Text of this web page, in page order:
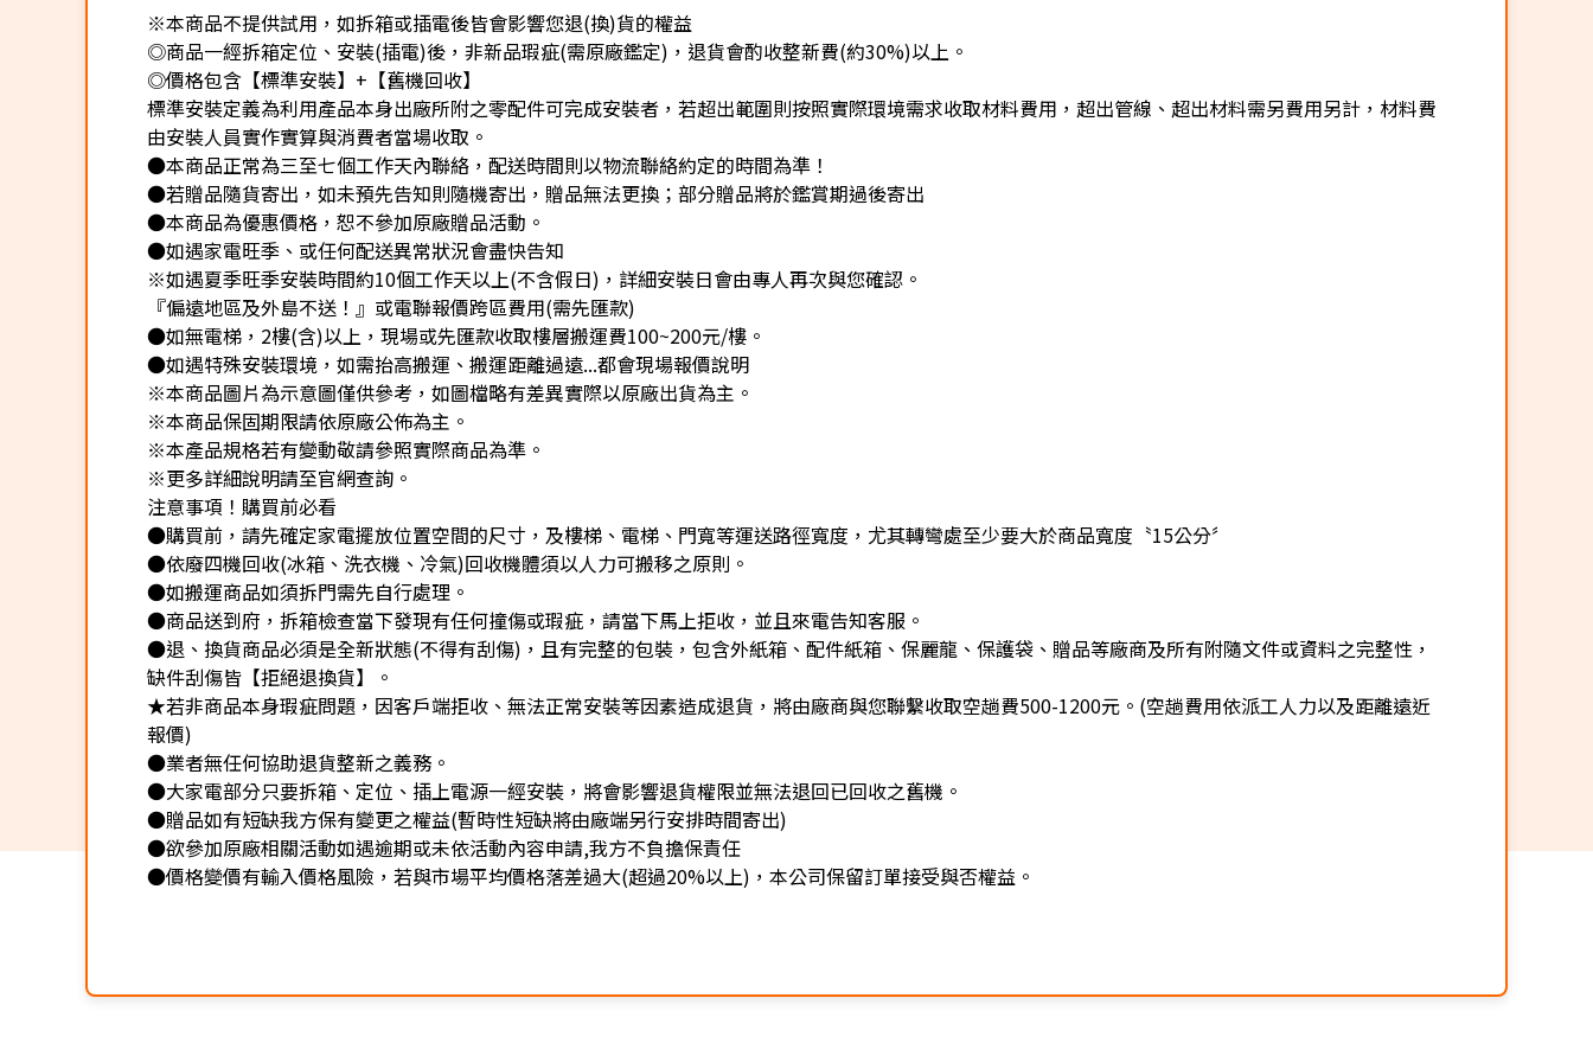
※本商品不提供試用，如拆箱或插電後皆會影響您退(換)貨的權益
◎商品一經拆箱定位、安裝(插電)後，非新品瑕疵(需原廠鑑定)，退貨會酌收整新費(約30%)以上。
◎價格包含【標準安裝】+【舊機回收】
標準安裝定義為利用產品本身出廠所附之零配件可完成安裝者，若超出範圍則按照實際環境需求收取材料費用，超出管線、超出材料需另費用另計，材料費
由安裝人員實作實算與消費者當場收取。
●本商品正常為三至七個工作天內聯絡，配送時間則以物流聯絡約定的時間為準！
●若贈品隨貨寄出，如未預先告知則隨機寄出，贈品無法更換；部分贈品將於鑑賞期過後寄出
●本商品為優惠價格，恕不參加原廠贈品活動。
●如遇家電旺季、或任何配送異常狀況會盡快告知
※如遇夏季旺季安裝時間約10個工作天以上(不含假日)，詳細安裝日會由專人再次與您確認。
『偏遠地區及外島不送！』或電聯報價跨區費用(需先匯款)
●如無電梯，2樓(含)以上，現場或先匯款收取樓層搬運費100~200元/樓。
●如遇特殊安裝環境，如需抬高搬運、搬運距離過遠...都會現場報價說明
※本商品圖片為示意圖僅供參考，如圖檔略有差異實際以原廠出貨為主。
※本商品保固期限請依原廠公佈為主。
※本產品規格若有變動敬請參照實際商品為準。
※更多詳細說明請至官網查詢。
注意事項！購買前必看
●購買前，請先確定家電擺放位置空間的尺寸，及樓梯、電梯、門寬等運送路徑寬度，尤其轉彎處至少要大於商品寬度〝15公分〞
●依廢四機回收(冰箱、洗衣機、冷氣)回收機體須以人力可搬移之原則。
●如搬運商品如須拆門需先自行處理。
●商品送到府，拆箱檢查當下發現有任何撞傷或瑕疵，請當下馬上拒收，並且來電告知客服。
●退、換貨商品必須是全新狀態(不得有刮傷)，且有完整的包裝，包含外紙箱、配件紙箱、保麗龍、保護袋、贈品等廠商及所有附隨文件或資料之完整性，
缺件刮傷皆【拒絕退換貨】。
★若非商品本身瑕疵問題，因客戶端拒收、無法正常安裝等因素造成退貨，將由廠商與您聯繫收取空趟費500-1200元。(空趟費用依派工人力以及距離遠近
報價)
●業者無任何協助退貨整新之義務。
●大家電部分只要拆箱、定位、插上電源一經安裝，將會影響退貨權限並無法退回已回收之舊機。
●贈品如有短缺我方保有變更之權益(暫時性短缺將由廠端另行安排時間寄出)
●欲參加原廠相關活動如遇逾期或未依活動內容申請,我方不負擔保責任
●價格變價有輸入價格風險，若與市場平均價格落差過大(超過20%以上)，本公司保留訂單接受與否權益。